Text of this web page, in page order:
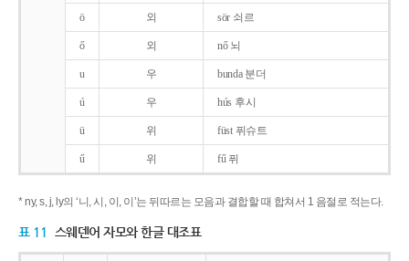
ö 외 sör 쇠르
ő 외 nő 뇌
u 우 bunda 분더
ú 우 hús 후시
ü 위 füst 퓌슈트
ű 위 fű 퓌
* ny, s, j, ly의 ‘니, 시, 이, 이’는 뒤따르는 모음과 결합할 때 합쳐서 1 음절로 적는다.
표 11 스웨덴어 자모와 한글 대조표